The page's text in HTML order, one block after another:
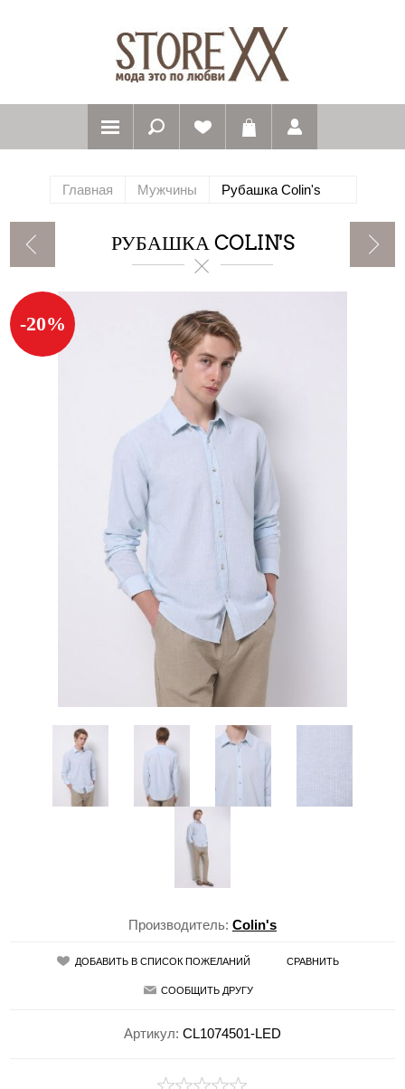
Главная Мужчины Рубашка Colin's
РУБАШКА COLIN'S
-20%
Производитель: Colin's
ДОБАВИТЬ В СПИСОК ПОЖЕЛАНИЙ СРАВНИТЬ
СООБЩИТЬ ДРУГУ
Артикул: CL1074501-LED